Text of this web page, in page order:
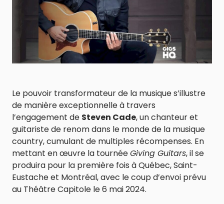
Le pouvoir transformateur de la musique s’illustre
de manière exceptionnelle à travers
l’engagement de Steven Cade, un chanteur et
guitariste de renom dans le monde de la musique
country, cumulant de multiples récompenses. En
mettant en œuvre la tournéeGiving Guitars, il se
produira pour la première fois à Québec, Saint-
Eustache et Montréal, avec le coup d’envoi prévu
au Théâtre Capitole le 6 mai 2024.